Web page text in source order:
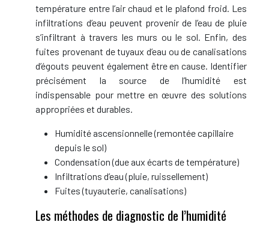
température entre l’air chaud et le plafond froid. Les
infiltrations d’eau peuvent provenir de l’eau de pluie
s’infiltrant à travers les murs ou le sol. Enfin, des
fuites provenant de tuyaux d’eau ou de canalisations
d’égouts peuvent également être en cause. Identifier
précisément la source de l’humidité est
indispensable pour mettre en œuvre des solutions
appropriées et durables.
Humidité ascensionnelle (remontée capillaire
depuis le sol)
Condensation (due aux écarts de température)
Infiltrations d’eau (pluie, ruissellement)
Fuites (tuyauterie, canalisations)
Les méthodes de diagnostic de l’humidité